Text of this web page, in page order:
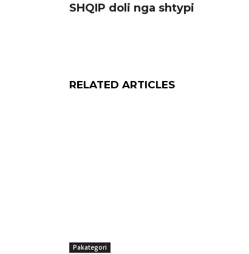
SHQIP doli nga shtypi
RELATED ARTICLES
Pakategori